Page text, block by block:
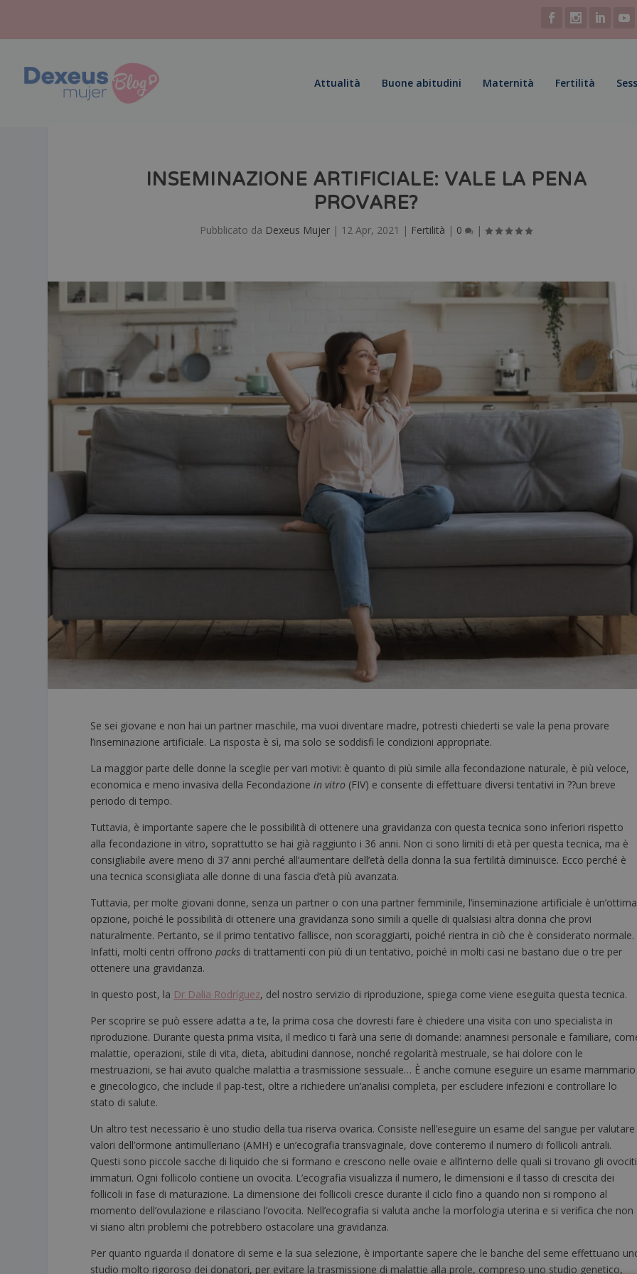
Attualità Buone abitudini Maternità Fertilità
INSEMINAZIONE ARTIFICIALE: VALE LA PENA
PROVARE?
Pubblicato da Dexeus Mujer | 12 Apr, 2021 | Fertilità | 0 |
Se sei giovane e non hai un partner maschile, ma vuoi diventare madre, potresti chiederti se vale la pena provare
l’inseminazione artificiale. La risposta è sì, ma solo se soddisfi le condizioni appropriate.
La maggior parte delle donne la sceglie per vari motivi: è quanto di più simile alla fecondazione naturale, è più veloce,
economica e meno invasiva della Fecondazionein vitro (FIV) e consente di effettuare diversi tentativi in ??un breve
periodo di tempo.
Tuttavia, è importante sapere che le possibilità di ottenere una gravidanza con questa tecnica sono inferiori rispetto
alla fecondazione in vitro, soprattutto se hai già raggiunto i 36 anni. Non ci sono limiti di età per questa tecnica, ma è
consigliabile avere meno di 37 anni perché all’aumentare dell’età della donna la sua fertilità diminuisce. Ecco perché è
una tecnica sconsigliata alle donne di una fascia d’età più avanzata.
Tuttavia, per molte giovani donne, senza un partner o con una partner femminile, l’inseminazione artificiale è un’ottima
opzione, poiché le possibilità di ottenere una gravidanza sono simili a quelle di qualsiasi altra donna che provi
naturalmente. Pertanto, se il primo tentativo fallisce, non scoraggiarti, poiché rientra in ciò che è considerato normale.
Infatti, molti centri offronopacks di trattamenti con più di un tentativo, poiché in molti casi ne bastano due o tre per
ottenere una gravidanza.
In questo post, la Dr Dalia Rodríguez, del nostro servizio di riproduzione, spiega come viene eseguita questa tecnica.
Per scoprire se può essere adatta a te, la prima cosa che dovresti fare è chiedere una visita con uno specialista in
riproduzione. Durante questa prima visita, il medico ti farà una serie di domande: anamnesi personale e familiare,
malattie, operazioni, stile di vita, dieta, abitudini dannose, nonché regolarità mestruale, se hai dolore con le
mestruazioni, se hai avuto qualche malattia a trasmissione sessuale… È anche comune eseguire un esame mammario
e ginecologico, che include il pap-test, oltre a richiedere un’analisi completa, per escludere infezioni e controllare lo
stato di salute.
Un altro test necessario è uno studio della tua riserva ovarica. Consiste nell’eseguire un esame del sangue per valutare
valori dell’ormone antimulleriano (AMH) e un’ecografia transvaginale, dove conteremo il numero di follicoli antrali.
Questi sono piccole sacche di liquido che si formano e crescono nelle ovaie e all’interno delle quali si trovano gli ovociti
immaturi. Ogni follicolo contiene un ovocita. L’ecografia visualizza il numero, le dimensioni e il tasso di crescita dei
follicoli in fase di maturazione. La dimensione dei follicoli cresce durante il ciclo fino a quando non si rompono al
momento dell’ovulazione e rilasciano l’ovocita. Nell’ecografia si valuta anche la morfologia uterina e si verifica che non
vi siano altri problemi che potrebbero ostacolare una gravidanza.
Per quanto riguarda il donatore di seme e la sua selezione, è importante sapere che le banche del seme effettuano
studio molto rigoroso dei donatori, per evitare la trasmissione di malattie alla prole, compreso uno studio genetico,